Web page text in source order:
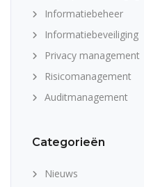
Informatiebeheer
Informatiebeveiliging
Privacy management
Risicomanagement
Auditmanagement
Categorieën
Nieuws